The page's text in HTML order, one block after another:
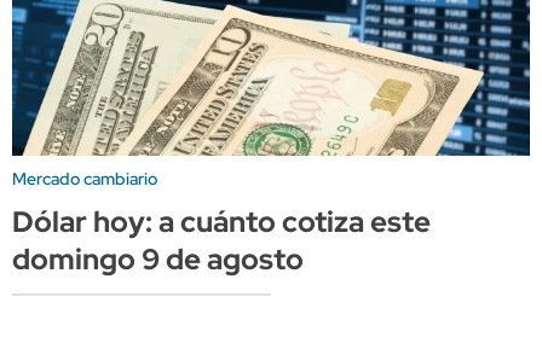
Mercado cambiario
Dólar hoy: a cuánto cotiza este
domingo 9 de agosto